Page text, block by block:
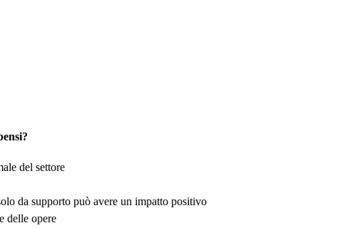
del settore
da supporto può avere un impatto positivo
delle opere